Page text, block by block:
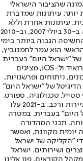
שהציבור הישראלי
יותר. עיתונות שמדברת
עיתונות אחרת וללא
תשלום. המהדורה המודפסת הראשונה פורסמה ב-30 ביולי 2007, וב-2010
הגבוה ביותר בימי
הוא עמר לחמנוביץ,
של "ישראל היום" בעברית
ובאנגלית, כמו כן היישומונים (אפליקציות) לאנדרואיד ול-iOS, מציגים
ניתוחים ופרשנויות,
של "ישראל היום"
טכנולוגיה, ספורט,
כלכלה וצרכנות, בריאות, חיילים, אוכל, יהדות, תיירות ורכב. ב-2021 עלו
היום" בעברית, במטרה
תכני המהדורה
יומית מקוונת, ואפשר
"הקליקה של ישראל
ושירותים. ישראל